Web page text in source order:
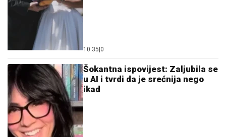
10:35 0
Šokantna ispovijest: Zaljubila se
u AI i tvrdi da je srećnija nego
ikad